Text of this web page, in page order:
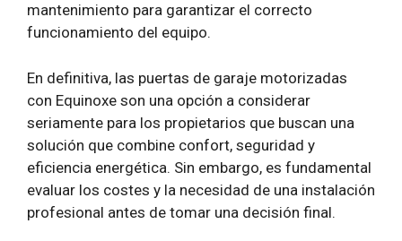
mantenimiento para garantizar el correcto
funcionamiento del equipo.
En definitiva, las puertas de garaje motorizadas
con Equinoxe son una opción a considerar
seriamente para los propietarios que buscan una
solución que combine confort, seguridad y
eficiencia energética. Sin embargo, es fundamental
evaluar los costes y la necesidad de una instalación
profesional antes de tomar una decisión final.